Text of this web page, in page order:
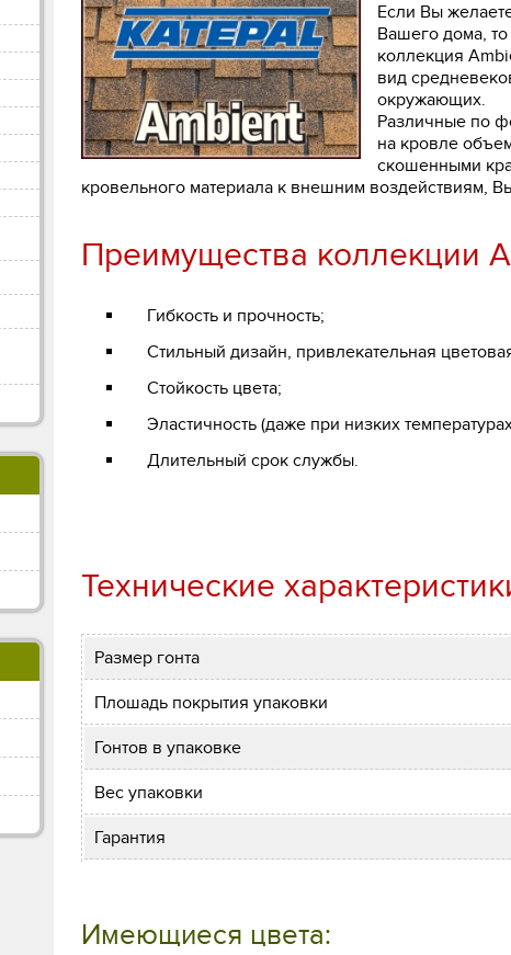
Если Вы
Вашего дома, то
коллекция
вид
окружающих.
Различные по
на кровле
скошенными
кровельного материала к внешним воздействиям,
Преимущества коллекции
Гибкость и прочность;
Стильный дизайн, привлекательная
Стойкость цвета;
Эластичность (даже при низких
Длительный срок службы.
Технические
Размер гонта
Плошадь покрытия упаковки
Гонтов в упаковке
Вес упаковки
Гарантия
Имеющиеся цвета: